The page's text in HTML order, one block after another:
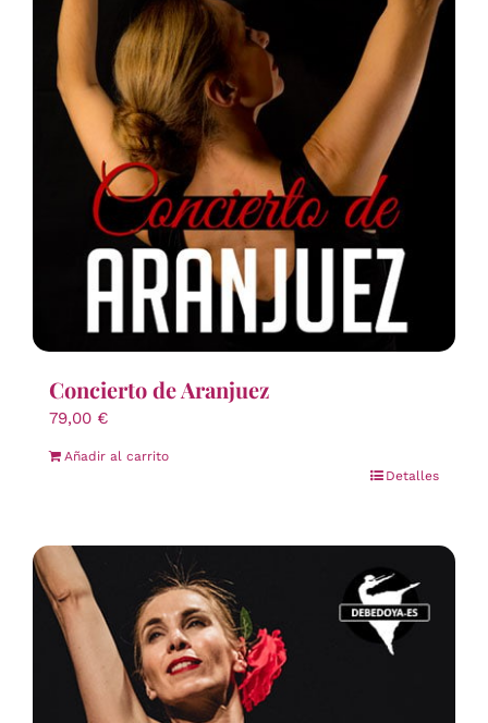
Concierto de Aranjuez
79,00 €
Añadir al carrito
Detalles